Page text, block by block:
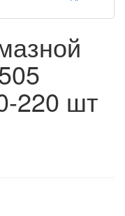
220 шт